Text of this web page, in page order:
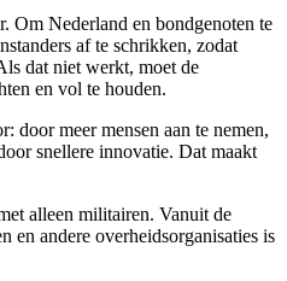
Om Nederland en bondgenoten te
af te schrikken, zodat
dat niet werkt, moet de
en vol te houden.
door meer mensen aan te nemen,
snellere innovatie. Dat maakt
alleen militairen. Vanuit de
en andere overheidsorganisaties is